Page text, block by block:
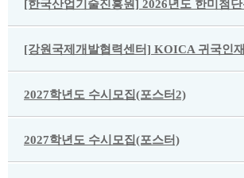
[한국산업기술진흥원] 2026년도 한미첨
[강원국제개발협력센터] KOICA 귀국인
2027학년도 수시모집(포스터2)
2027학년도 수시모집(포스터)